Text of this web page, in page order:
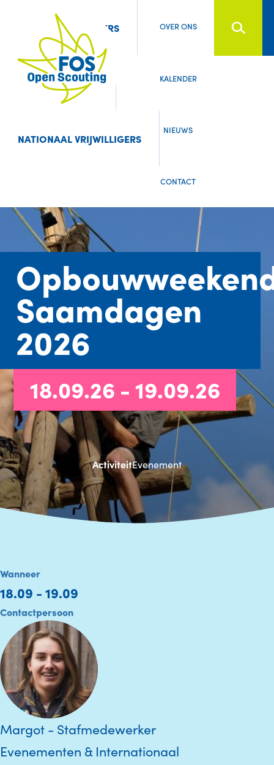
LEDEN & OUDERS
LEIDING
NATIONAAL VRIJWILLIGERS
OVER ONS
KALENDER
NIEUWS
CONTACT
Saamdagen
2026
18.09.26 - 19.09.26
ActiviteitEvenement
Wanneer
18.09 - 19.09
Margot - Stafmedewerker
Evenementen & Internationaal
Contactpersoon